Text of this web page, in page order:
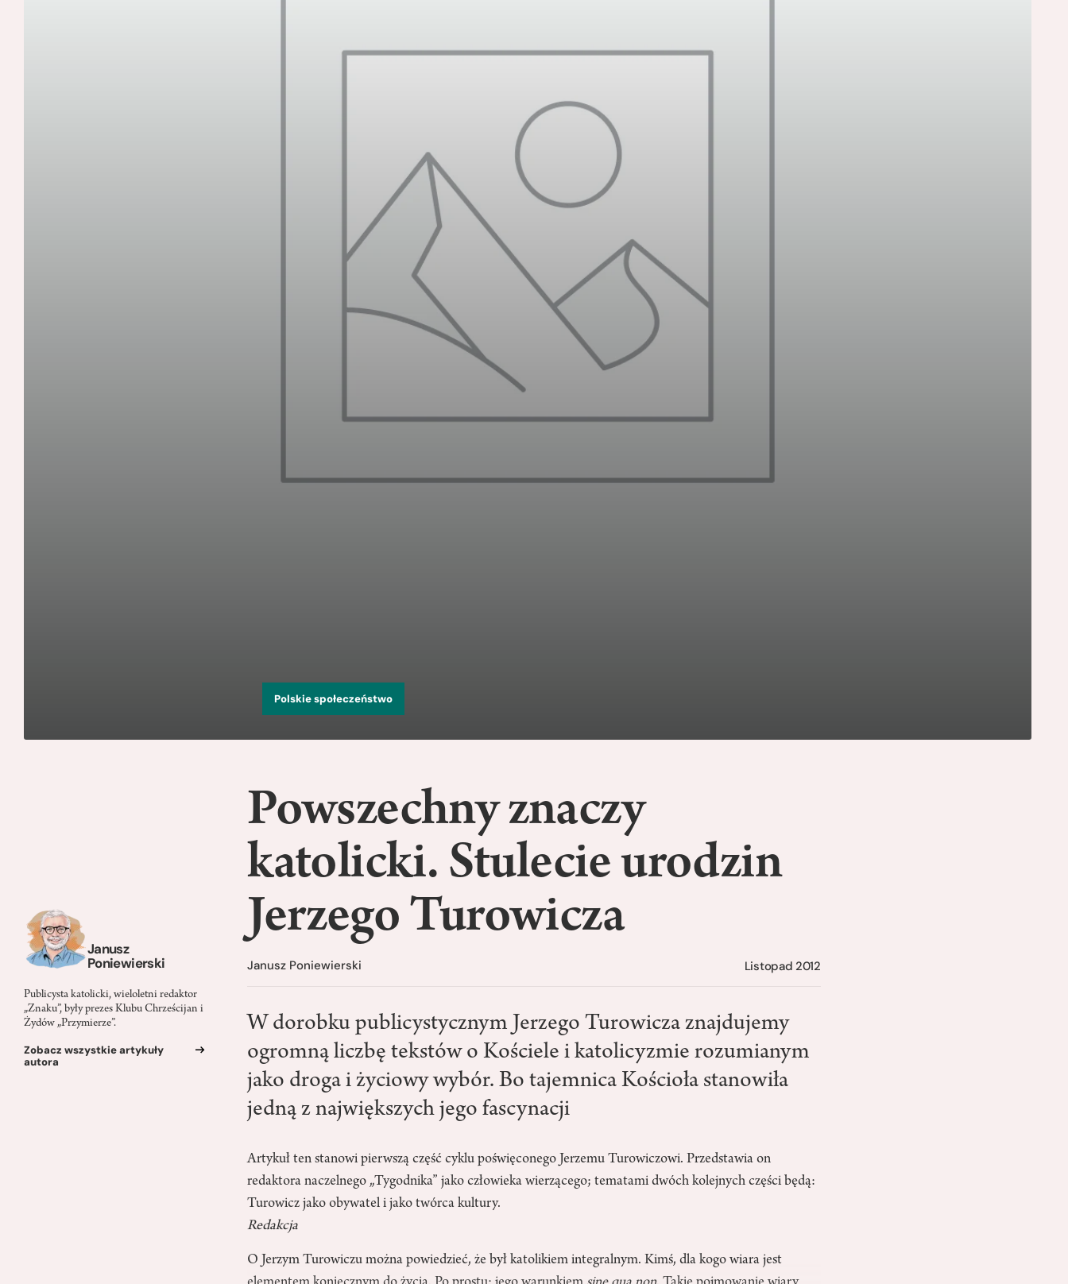
Polskie społeczeństwo
Janusz
Poniewierski
Publicysta katolicki, wieloletni redaktor
„Znaku”, były prezes Klubu Chrześcijan i
Żydów „Przymierze”.
Zobacz wszystkie artykuły
autora
Powszechny znaczy
katolicki. Stulecie urodzin
Jerzego Turowicza
Janusz Poniewierski Listopad 2012
W dorobku publicystycznym Jerzego Turowicza znajdujemy
ogromną liczbę tekstów o Kościele i katolicyzmie rozumianym
jako droga i życiowy wybór. Bo tajemnica Kościoła stanowiła
jedną z największych jego fascynacji
Artykuł ten stanowi pierwszą część cyklu poświęconego Jerzemu Turowiczowi. Przedstawia on
redaktora naczelnego „Tygodnika” jako człowieka wierzącego; tematami dwóch kolejnych części będą:
Turowicz jako obywatel i jako twórca kultury.
Redakcja
O Jerzym Turowiczu można powiedzieć, że był katolikiem integralnym. Kimś, dla kogo wiara jest